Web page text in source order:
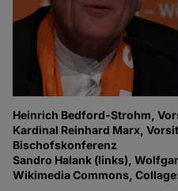
Heinrich Bedford-Strohm,
Kardinal Reinhard Marx,
Bischofskonferenz
Sandro Halank (links),
Wikimedia Commons,